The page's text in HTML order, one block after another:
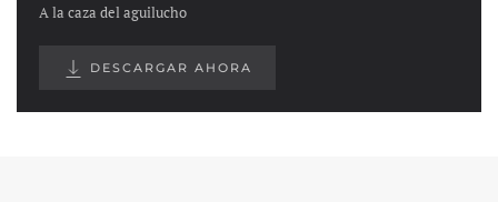
A la caza del aguilucho
DESCARGAR AHORA